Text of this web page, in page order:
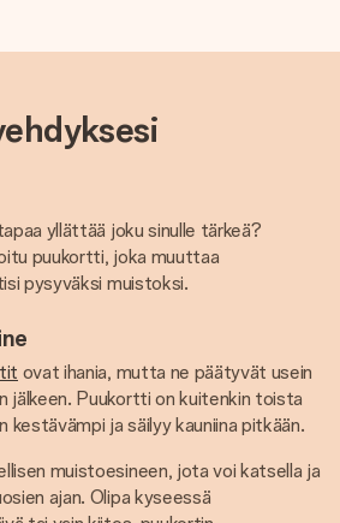
yllättää joku sinulle tärkeä?
puukortti, joka muuttaa
pysyväksi muistoksi.
ovat ihania, mutta ne päätyvät usein
jälkeen. Puukortti on kuitenkin toista
kestävämpi ja säilyy kauniina pitkään.
muistoesineen, jota voi katsella ja
ajan. Olipa kyseessä